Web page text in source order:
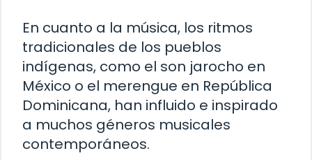
En cuanto a la música, los ritmos
tradicionales de los pueblos
indígenas, como el son jarocho en
México o el merengue en República
Dominicana, han influido e inspirado
a muchos géneros musicales
contemporáneos.